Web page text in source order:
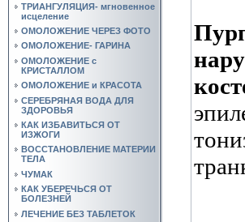
ТРИАНГУЛЯЦИЯ- мгновенное
исцеление
ОМОЛОЖЕНИЕ ЧЕРЕЗ ФОТО
ОМОЛОЖЕНИЕ- ГАРИНА
ОМОЛОЖЕНИЕ с
КРИСТАЛЛОМ
ОМОЛОЖЕНИЕ и КРАСОТА
СЕРЕБРЯНАЯ ВОДА ДЛЯ
ЗДОРОВЬЯ
КАК ИЗБАВИТЬСЯ ОТ
ИЗЖОГИ
ВОССТАНОВЛЕНИЕ МАТЕРИИ
ТЕЛА
ЧУМАК
КАК УБЕРЕЧЬСЯ ОТ
БОЛЕЗНЕЙ
ЛЕЧЕНИЕ БЕЗ ТАБЛЕТОК